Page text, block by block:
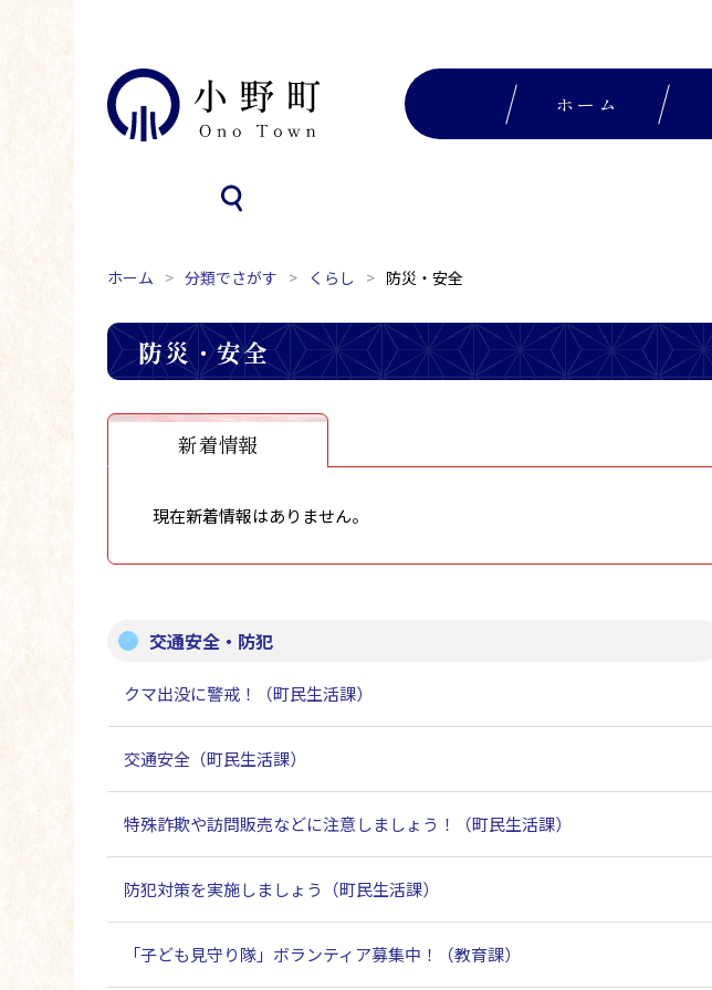
ホーム
ホーム 分類でさがす くらし 防災・安全
防災・安全
新着情報
現在新着情報はありません。
交通安全・防犯
クマ出没に警戒！（町民生活課）
交通安全（町民生活課）
特殊詐欺や訪問販売などに注意しましょう！（町民生活課）
防犯対策を実施しましょう（町民生活課）
「子ども見守り隊」ボランティア募集中！（教育課）